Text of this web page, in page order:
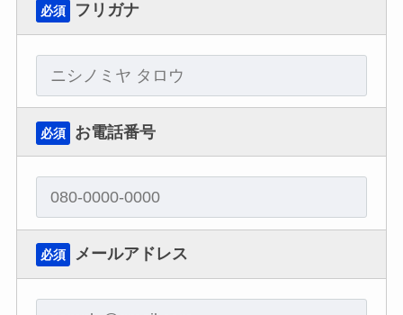
必須 フリガナ
必須 お電話番号
必須 メールアドレス